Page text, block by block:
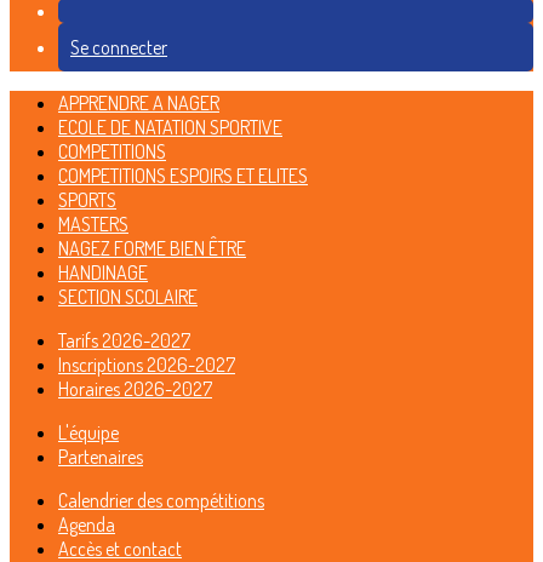
Se connecter
APPRENDRE A NAGER
ECOLE DE NATATION SPORTIVE
COMPETITIONS
COMPETITIONS ESPOIRS ET ELITES
SPORTS
MASTERS
NAGEZ FORME BIEN ÊTRE
HANDINAGE
SECTION SCOLAIRE
Tarifs 2026-2027
Inscriptions 2026-2027
Horaires 2026-2027
L'équipe
Partenaires
Calendrier des compétitions
Agenda
Accès et contact